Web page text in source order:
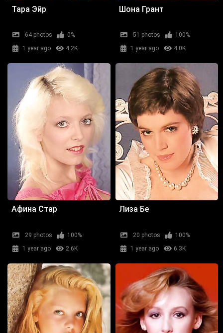
Тара Эйр
64 photos
0%
1 year ago
4.2K
Шона Грант
51 photos
100%
1 year ago
4.0K
Афина Стар
29 photos
100%
1 year ago
2.6K
Лиза Бе
20 photos
100%
1 year ago
6.3K